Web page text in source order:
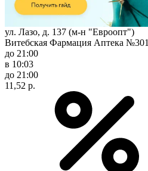
ул. Лазо, д. 137 (м-н "Евроопт")
Витебская Фармация Аптека №301
до 21:00
в 10:03
до 21:00
11,52 р.